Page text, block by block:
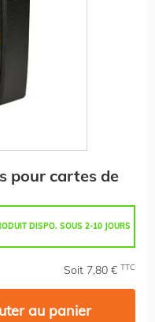
pour cartes de
DISPO. SOUS 2-10 JOURS
Soit 7,80 € TTC
au panier